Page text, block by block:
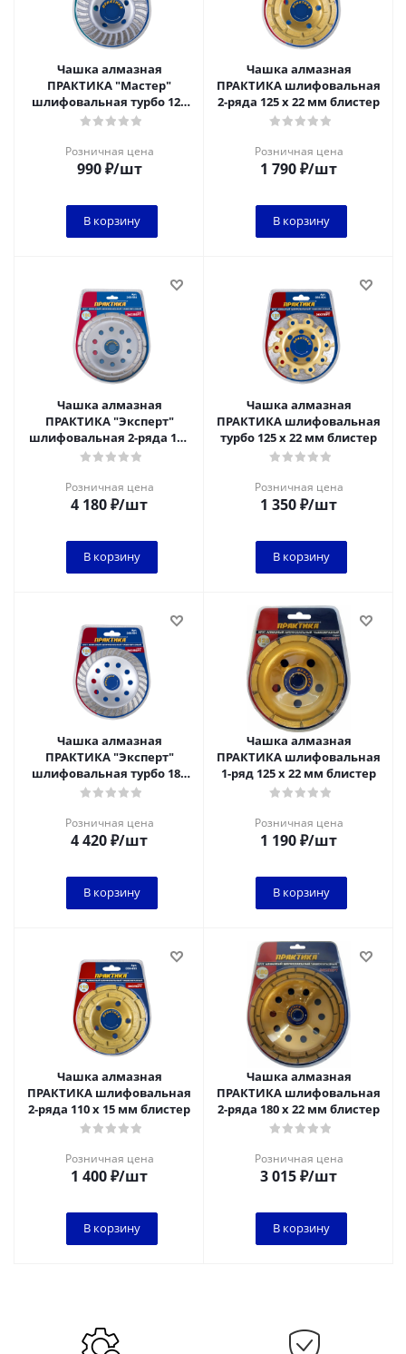
Чашка алмазная
ПРАКТИКА "Мастер"
шлифовальная турбо 125
х 22 мм блистер
Розничная цена
990₽/шт
В корзину
Чашка алмазная
ПРАКТИКА шлифовальная
2-ряда 125 х 22 мм блистер
Розничная цена
1 790₽/шт
В корзину
Чашка алмазная
ПРАКТИКА "Эксперт"
шлифовальная 2-ряда 180
х 22 мм блистер
Розничная цена
4 180₽/шт
В корзину
Чашка алмазная
ПРАКТИКА шлифовальная
турбо 125 х 22 мм блистер
Розничная цена
1 350₽/шт
В корзину
Чашка алмазная
ПРАКТИКА "Эксперт"
шлифовальная турбо 180
х 22 мм блистер
Розничная цена
4 420₽/шт
В корзину
Чашка алмазная
ПРАКТИКА шлифовальная
1-ряд 125 х 22 мм блистер
Розничная цена
1 190₽/шт
В корзину
Чашка алмазная
ПРАКТИКА шлифовальная
2-ряда 110 х 15 мм блистер
Розничная цена
1 400₽/шт
В корзину
Чашка алмазная
ПРАКТИКА шлифовальная
2-ряда 180 х 22 мм блистер
Розничная цена
3 015₽/шт
В корзину